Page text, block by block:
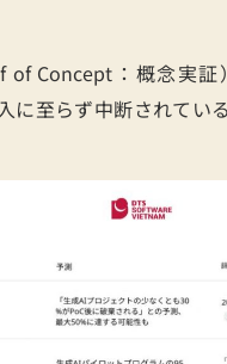
of Concept：概念実
に至らず中断されてい